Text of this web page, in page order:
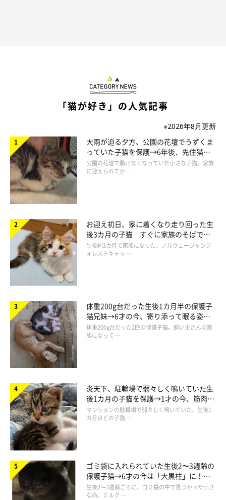
なので、私の膝掛け毛布は、たまちゃんのためにいつも特大サイ
春となり気温が暖かくなろうとも、おかーさんは毛布を使い続け
ますよ！
（身体を温めることはいいことですし…暑いときもあるけ
ど…！）
来世は毛布に生まれ変わりたいっ
「猫が好き」の人気記事
※2026年8月更新
大雨が迫る夕方、公園の花壇でうずくま
っていた子猫を保護→6年後、先住猫
と“姉妹”のような関係に
公園の花壇で動けなくなっていた小さな子猫。家族
に迎えられてか …
お迎え初日、家に着くなり走り回った生
後3カ月の子猫 すぐに家族のそばで落
ち着く姿に「迎えてよかった」
生後約3カ月で家族になった、ノルウェージャンフ
ォレストキャッ …
体重200g台だった生後1カ月半の保護子
猫兄妹→6才の今、寄り添って眠る姿に
ほっこり！
体重200g台だった2匹の保護子猫。飼い主さんの家
族になって …
炎天下、駐輪場で弱々しく鳴いていた生
後1カ月の子猫を保護→1才の今、筋肉質
でツンデレなコに成長
マンションの駐輪場で弱々しく鳴いていた、生後1
カ月ほどの子猫 …
ゴミ袋に入れられていた生後2〜3週齢の
保護子猫→6才の今は「大黒柱」に！
美しい黒猫に成長した姿にグッとくる
生後2〜3週齢ごろに、ゴミ袋の中で見つかった小さ
な命。ミルク …